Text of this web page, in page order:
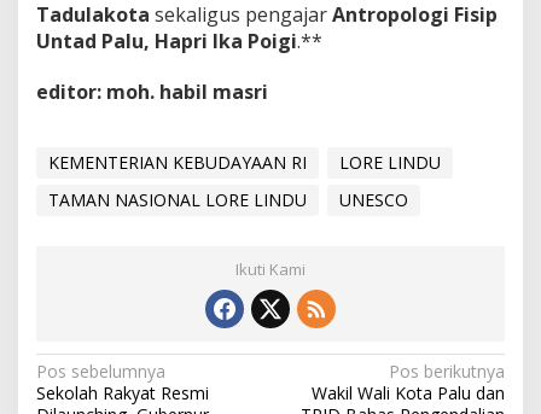
Tadulakota sekaligus pengajarAntropologi Fisip
Untad Palu, Hapri Ika Poigi.**
editor: moh. habil masri
KEMENTERIAN KEBUDAYAAN RI
LORE LINDU
TAMAN NASIONAL LORE LINDU
UNESCO
Ikuti Kami
Navigasi
Pos sebelumnya
Sekolah Rakyat Resmi
Pos berikutnya
Wakil Wali Kota Palu dan